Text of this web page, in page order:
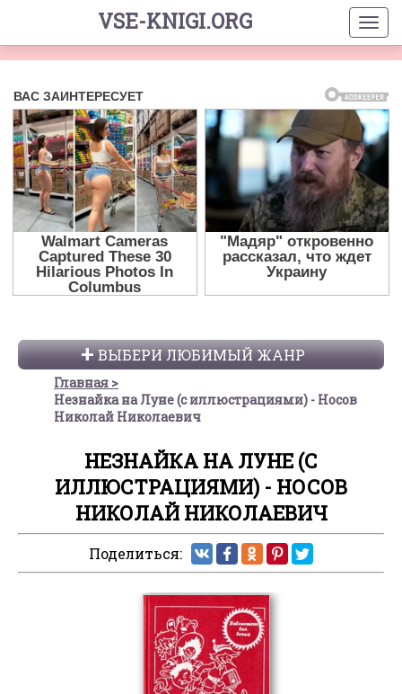
VSE-KNIGI.ORG
ВЫБЕРИ ЛЮБИМЫЙ ЖАНР
Главная
Незнайка на Луне (с иллюстрациями) - Носов
Николай Николаевич
НЕЗНАЙКА НА ЛУНЕ (С
ИЛЛЮСТРАЦИЯМИ) - НОСОВ
НИКОЛАЙ НИКОЛАЕВИЧ
Поделиться: